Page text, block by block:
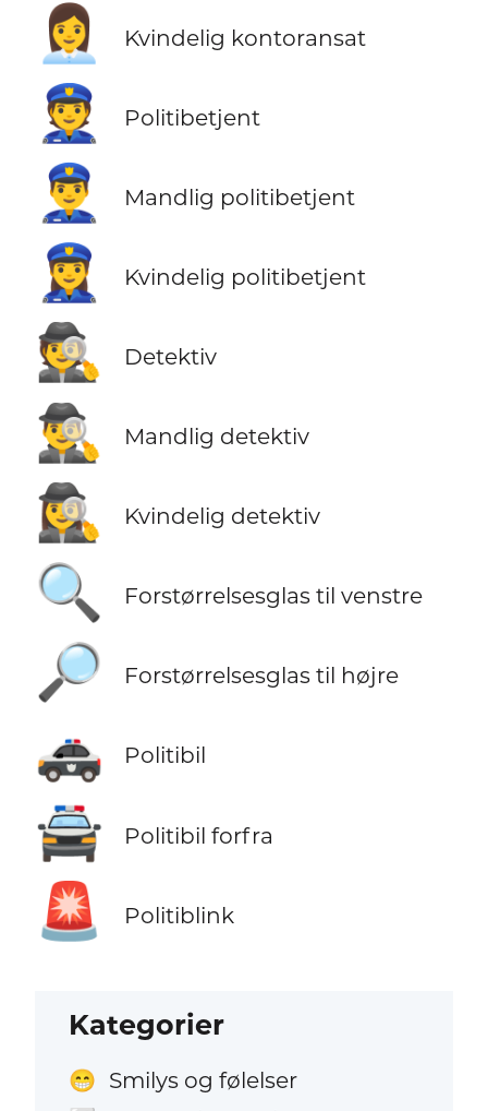
👩‍💼 Kvindelig kontoransat
👮 Politibetjent
👮‍♂️ Mandlig politibetjent
👮‍♀️ Kvindelig politibetjent
🕵️ Detektiv
🕵️‍♂️ Mandlig detektiv
🕵️‍♀️ Kvindelig detektiv
🔍 Forstørrelsesglas til venstre
🔎 Forstørrelsesglas til højre
🚓 Politibil
🚔 Politibil forfra
🚨 Politiblink
Kategorier
😁 Smilys og følelser